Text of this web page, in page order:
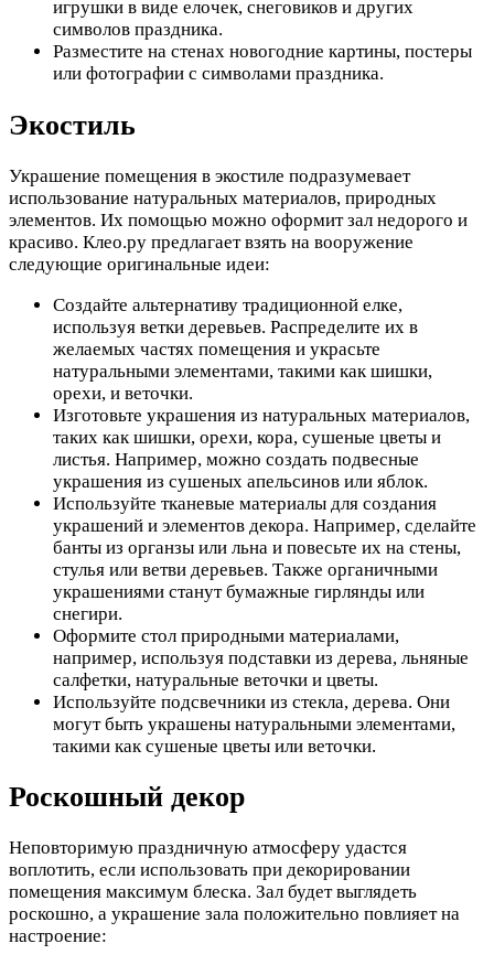
игрушки в виде елочек, снеговиков и других
символов праздника.
Разместите на стенах новогодние картины, постеры
или фотографии с символами праздника.
Экостиль
Украшение помещения в экостиле подразумевает
использование натуральных материалов, природных
элементов. Их помощью можно оформит зал недорого и
красиво. Клео.ру предлагает взять на вооружение
следующие оригинальные идеи:
Создайте альтернативу традиционной елке,
используя ветки деревьев. Распределите их в
желаемых частях помещения и украсьте
натуральными элементами, такими как шишки,
орехи, и веточки.
Изготовьте украшения из натуральных материалов,
таких как шишки, орехи, кора, сушеные цветы и
листья. Например, можно создать подвесные
украшения из сушеных апельсинов или яблок.
Используйте тканевые материалы для создания
украшений и элементов декора. Например, сделайте
банты из органзы или льна и повесьте их на стены,
стулья или ветви деревьев. Также органичными
украшениями станут бумажные гирлянды или
снегири.
Оформите стол природными материалами,
например, используя подставки из дерева, льняные
салфетки, натуральные веточки и цветы.
Используйте подсвечники из стекла, дерева. Они
могут быть украшены натуральными элементами,
такими как сушеные цветы или веточки.
Роскошный декор
Неповторимую праздничную атмосферу удастся
воплотить, если использовать при декорировании
помещения максимум блеска. Зал будет выглядеть
роскошно, а украшение зала положительно повлияет на
настроение: